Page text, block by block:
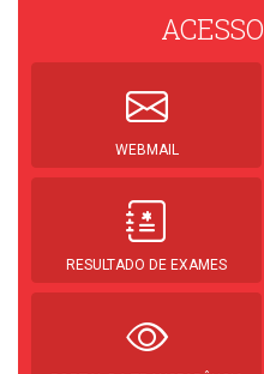
ACESSO
WEBMAIL
RESULTADO DE EXAMES